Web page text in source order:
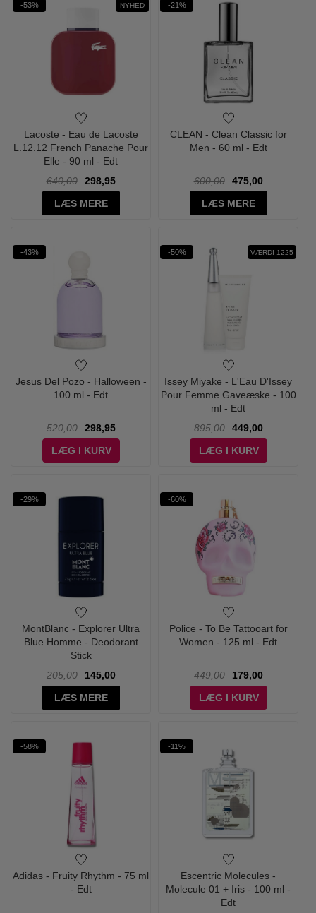
-53% NYHED
Lacoste - Eau de Lacoste
L.12.12 French Panache Pour
Elle - 90 ml - Edt
640,00
298,95
LÆS MERE
-21%
CLEAN - Clean Classic for
Men - 60 ml - Edt
600,00
475,00
LÆS MERE
-43%
Jesus Del Pozo - Halloween -
100 ml - Edt
520,00
298,95
LÆG I KURV
-50% VÆRDI 1225
Issey Miyake - L'Eau D'Issey
Pour Femme Gaveæske - 100
ml - Edt
895,00
449,00
LÆG I KURV
-29%
MontBlanc - Explorer Ultra
Blue Homme - Deodorant
Stick
205,00
145,00
LÆS MERE
-60%
Police - To Be Tattooart for
Women - 125 ml - Edt
449,00
179,00
LÆG I KURV
-58%
Adidas - Fruity Rhythm - 75 ml
- Edt
-11%
Escentric Molecules -
Molecule 01 + Iris - 100 ml -
Edt